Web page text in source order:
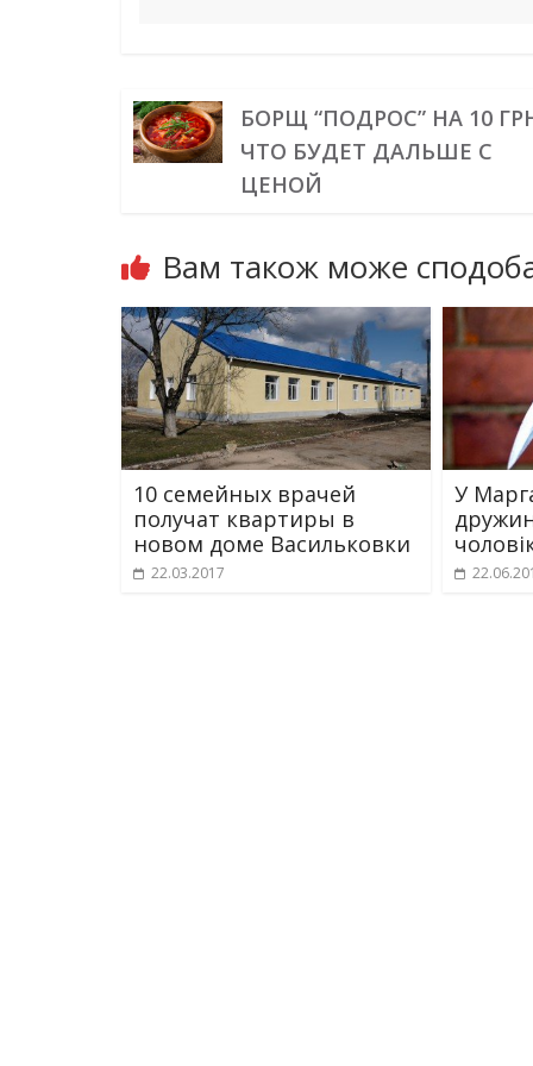
БОРЩ “ПОДРОС” НА 10
ЧТО БУДЕТ ДАЛЬШЕ С
ЦЕНОЙ
Вам також може
10 семейных врачей
получат квартиры в
новом доме Васильковки
22.03.2017
У